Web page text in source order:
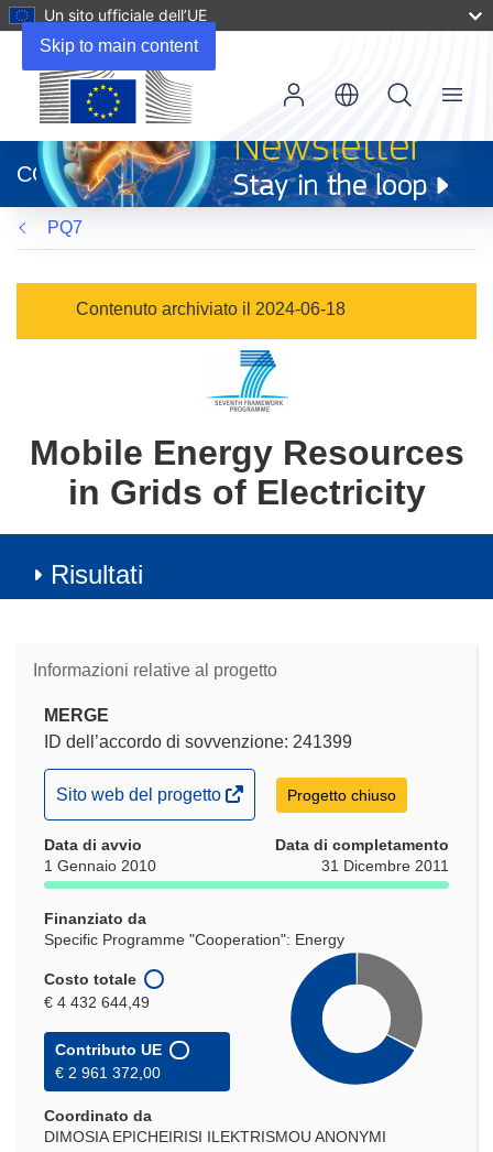
Skip to main content
Un sito ufficiale dell’UE
apre
in
una
nuova
finestra)
CORDIS
Menu
PQ7
Contenuto archiviato il 2024-06-18
Mobile Energy Resources
in Grids of Electricity
Risultati
Informazioni relative al progetto
MERGE
ID dell’accordo di sovvenzione: 241399
(si
apre
in
una
finestra)
Sito web del progetto Progetto chiuso
Data di avvio
1 Gennaio 2010
Data di completamento
31 Dicembre 2011
Finanziato da
Specific Programme "Cooperation": Energy
Costo totale
€ 4 432 644,49
Contributo UE
€ 2 961 372,00
Coordinato da
DIMOSIA EPICHEIRISI ILEKTRISMOU ANONYMI